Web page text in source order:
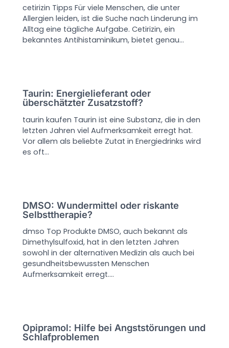
cetirizin Tipps Für viele Menschen, die unter
Allergien leiden, ist die Suche nach Linderung im
Alltag eine tägliche Aufgabe. Cetirizin, ein
bekanntes Antihistaminikum, bietet genau…
Taurin: Energielieferant oder
überschätzter Zusatzstoff?
taurin kaufen Taurin ist eine Substanz, die in den
letzten Jahren viel Aufmerksamkeit erregt hat.
Vor allem als beliebte Zutat in Energiedrinks wird
es oft…
DMSO: Wundermittel oder riskante
Selbsttherapie?
dmso Top Produkte DMSO, auch bekannt als
Dimethylsulfoxid, hat in den letzten Jahren
sowohl in der alternativen Medizin als auch bei
gesundheitsbewussten Menschen
Aufmerksamkeit erregt.…
Opipramol: Hilfe bei Angststörungen und
Schlafproblemen